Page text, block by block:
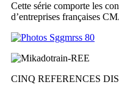
Cette série comporte les
d’entreprises françaises
CINQ REFERENCES